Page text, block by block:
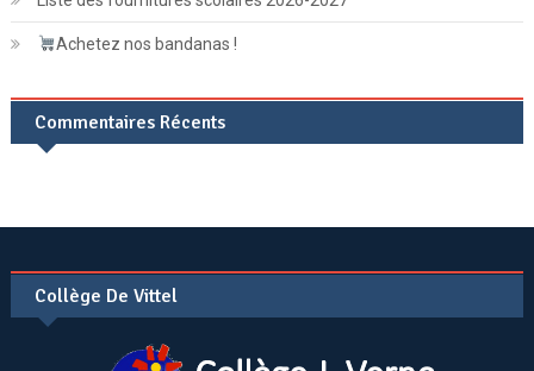
Achetez nos bandanas !
Commentaires Récents
Collège De Vittel